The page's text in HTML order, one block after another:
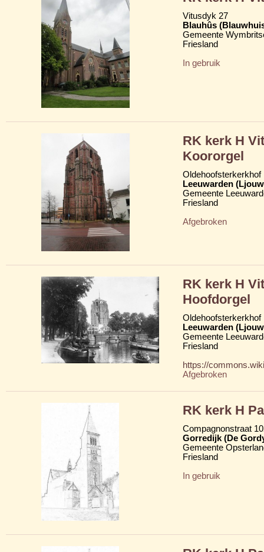
Vitusdyk 27
Blauhûs
Gemeente
Friesland
In gebruik
RK kerk H
Koororgel
Oldehoofsterkerkhof
Leeuwarden
Gemeente
Friesland
Afgebroken
RK kerk H
Hoofdorgel
Oldehoofsterkerkhof
Leeuwarden
Gemeente
Friesland
https://
Afgebroken
RK kerk H
Compagnonstraat
Gorredijk (De
Gemeente
Friesland
In gebruik